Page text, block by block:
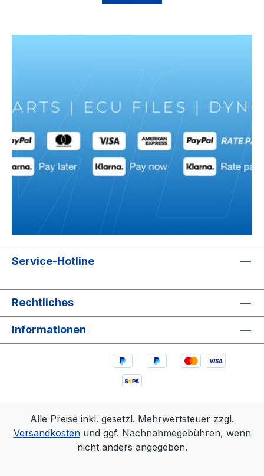
Service-Hotline
Rechtliches
Informationen
Alle Preise inkl. gesetzl. Mehrwertsteuer zzgl.
Versandkostenund ggf. Nachnahmegebühren, wenn
nicht anders angegeben.